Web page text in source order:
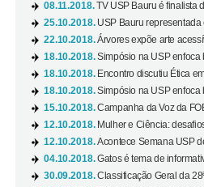
08.11.2018.TV USP Bauru é finalista
25.10.2018. USP Bauru representada
22.10.2018.Árvores expõe arte
18.10.2018.Simpósio na USP enfoca
18.10.2018. Encontro discutiu Ética
18.10.2018.Simpósio na USP enfoca
15.10.2018.Campanha da Voz da
12.10.2018. Mulher e Ciência:
12.10.2018.Acontece Semana USP
04.10.2018.Gatos é tema de
30.09.2018.Classificação Geral da